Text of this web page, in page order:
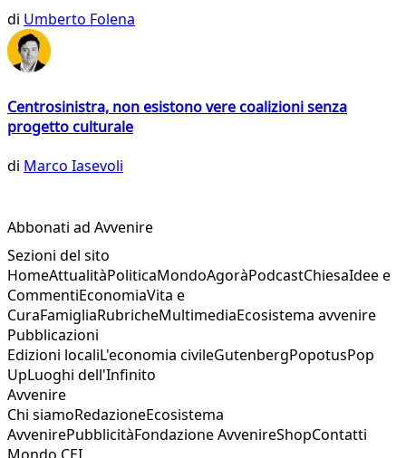
di Umberto Folena
Centrosinistra, non esistono vere coalizioni senza
progetto culturale
di Marco Iasevoli
Abbonati ad Avvenire
Sezioni del sito
HomeAttualitàPoliticaMondoAgoràPodcastChiesaIdee e
CommentiEconomiaVita e
CuraFamigliaRubricheMultimediaEcosistema avvenire
Pubblicazioni
Edizioni localiL'economia civileGutenbergPopotusPop
UpLuoghi dell'Infinito
Avvenire
Chi siamoRedazioneEcosistema
AvvenirePubblicitàFondazione AvvenireShopContatti